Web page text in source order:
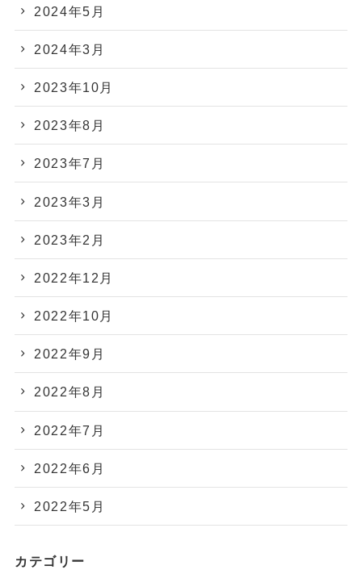
2024年5月
2024年3月
2023年10月
2023年8月
2023年7月
2023年3月
2023年2月
2022年12月
2022年10月
2022年9月
2022年8月
2022年7月
2022年6月
2022年5月
カテゴリー